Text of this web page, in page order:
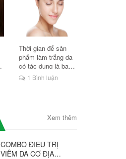
Thời gian để sản
phẩm làm trắng da
có tác dụng là bao
lâu?1 Bình luận
Xem thêm
COMBO ĐIỀU TRỊ
VIÊM DA CƠ ĐỊA